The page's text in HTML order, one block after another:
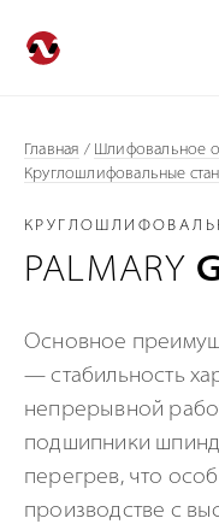
Главная / Шлифовальное
Круглошлифовальные
PALMARY
Основное
— стабильность
непрерывной
подшипники
перегрев, что
производстве с